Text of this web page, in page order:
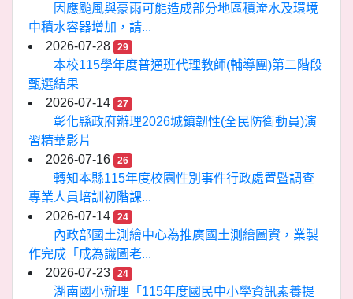
因應颱風與豪雨可能造成部分地區積淹水及環境
中積水容器增加，請...
2026-07-28
29
本校115學年度普通班代理教師(輔導團)第二階段
甄選結果
2026-07-14
27
彰化縣政府辦理2026城鎮韌性(全民防衛動員)演
習精華影片
2026-07-16
26
轉知本縣115年度校園性別事件行政處置暨調查
專業人員培訓初階課...
2026-07-14
24
內政部國土測繪中心為推廣國土測繪圖資，業製
作完成「成為識圖老...
2026-07-23
24
湖南國小辦理「115年度國民中小學資訊素養提